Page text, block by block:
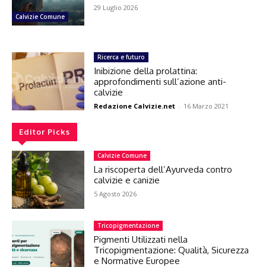
Calvizie Comune
29 Luglio 2026
Ricerca e futuro
Inibizione della prolattina:
approfondimenti sull’azione anti-
calvizie
Redazione Calvizie.net - 16 Marzo 2021
Editor Picks
Calvizie Comune
La riscoperta dell’Ayurveda contro
calvizie e canizie
5 Agosto 2026
Tricopigmentazione
Pigmenti Utilizzati nella
Tricopigmentazione: Qualità, Sicurezza
e Normative Europee